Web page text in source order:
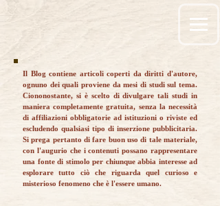
Il Blog contiene articoli coperti da diritti d'autore,
ognuno dei quali proviene da mesi di studi sul tema.
Ciononostante, si è scelto di divulgare tali studi in
maniera completamente gratuita, senza la necessità
di affiliazioni obbligatorie ad istituzioni o riviste ed
escludendo qualsiasi tipo di inserzione pubblicitaria.
Si prega pertanto di fare buon uso di tale materiale,
con l'augurio che i contenuti possano rappresentare
una fonte di stimolo per chiunque abbia interesse ad
esplorare tutto ciò che riguarda quel curioso e
misterioso fenomeno che è l'essere umano.